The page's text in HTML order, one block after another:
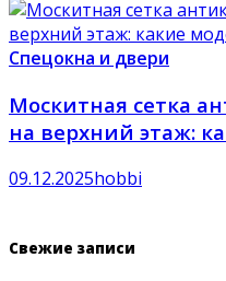
Спецокна и двери
Москитная сетка
на верхний этаж:
09.12.2025hobbi
Свежие записи